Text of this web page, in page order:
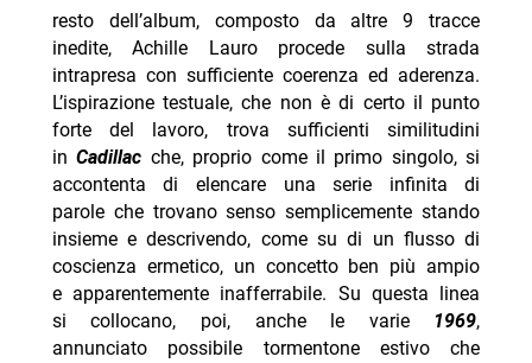
resto dell’album, composto da altre 9 tracce
inedite, Achille Lauro procede sulla strada
intrapresa con sufficiente coerenza ed aderenza.
L’ispirazione testuale, che non è di certo il punto
forte del lavoro, trova sufficienti similitudini
inCadillac che, proprio come il primo singolo, si
accontenta di elencare una serie infinita di
parole che trovano senso semplicemente stando
insieme e descrivendo, come su di un flusso di
coscienza ermetico, un concetto ben più ampio
e apparentemente inafferrabile. Su questa linea
si collocano, poi, anche le varie 1969,
annunciato possibile tormentone estivo che